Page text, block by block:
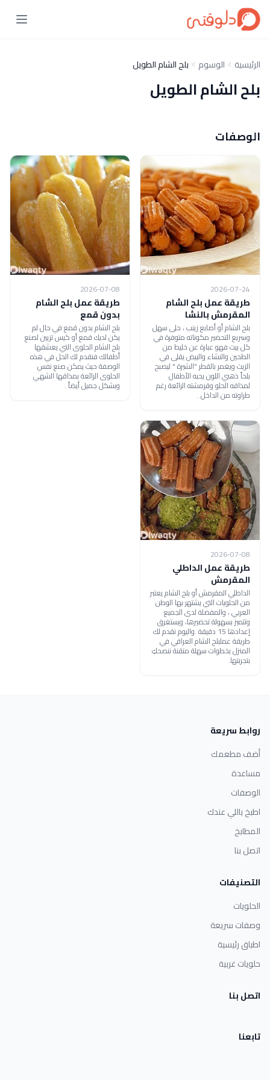
الرئيسية الوسوم بلح الشام الطويل
بلح الشام الطويل
الوصفات
2026-07-24
طريقة عمل بلح الشام
المقرمش بالنشا
بلح الشام أو أصابع زينب ، حلى سهل
وسريع التحضير مكوناته متوفرة في
كل بيت فهو عبارة عن خليط من
الطحين والنشاء والبيض يقلى في
الزيت ويغمر بالقطر "الشيرة " ليصبح
بلحاً ذهبي اللون يحبه الأطفال
لمذاقه الحلو وقرمشته الرائعة رغم
طراوته من الداخل .
2026-07-08
طريقة عمل بلح الشام
بدون قمع
بلح الشام بدون قمع في حال لم
يكن لديك قمع أو كيس تزيين لصنع
بلح الشام الحلوى التي يعشقها
أطفالك فنقدم لك الحل في هذه
الوصفة حيث يمكن صنع نفس
الحلوى الرائعة بمذاقها الشهي
وبشكل جميل أيضاً .
2026-07-08
طريقة عمل الداطلي
المقرمش
الداطلي المقرمش أو بلح الشام يعتبر
من الحلويات التي يشتهر بها الوطن
العربي ، والمفضلة لدى الجميع
وتتميز بسهولة تحضيرها، ويستغرق
إعدادها 15 دقيقة .واليوم نقدم لك
طريقة عملبلح الشام العراقي في
المنزل بخطوات سهلة متقنة ننصحكِ
بتجربتها.
روابط سريعة
أضف مطعمك
مساعدة
الوصفات
اطبخ باللي عندك
المطابخ
اتصل بنا
التصنيفات
الحلويات
وصفات سريعة
اطباق رئيسية
حلويات غربية
اتصل بنا
تابعنا